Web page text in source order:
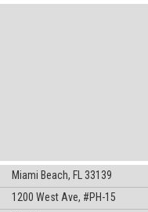
Miami Beach, FL 33139
1200 West Ave, #PH-15